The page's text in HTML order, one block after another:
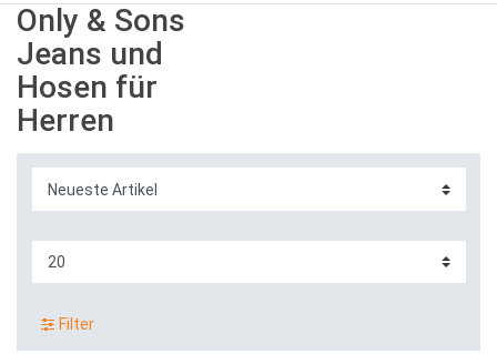
Only & Sons
Jeans und
Hosen für
Herren
Filter